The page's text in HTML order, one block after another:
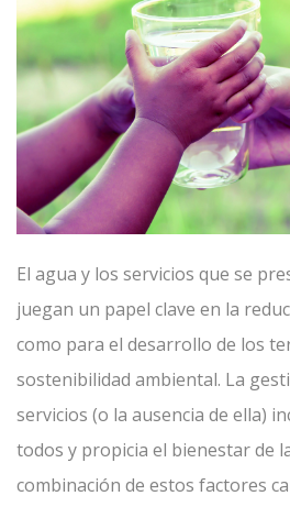
El agua y los servicios que se
juegan un papel clave en la
como para el desarrollo de los
sostenibilidad ambiental. La
servicios (o la ausencia de ella)
todos y propicia el bienestar de
combinación de estos factores